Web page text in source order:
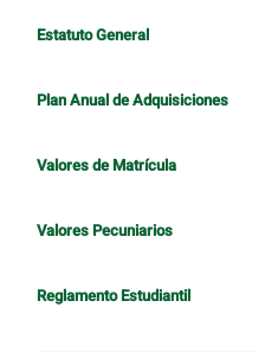
Estatuto General
Plan Anual de Adquisiciones
Valores de Matrícula
Valores Pecuniarios
Reglamento Estudiantil